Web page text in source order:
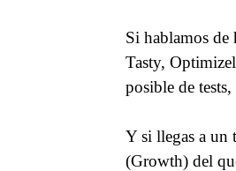
Si hablamos de
Tasty,
posible de
Y si llegas a un
(Growth) del